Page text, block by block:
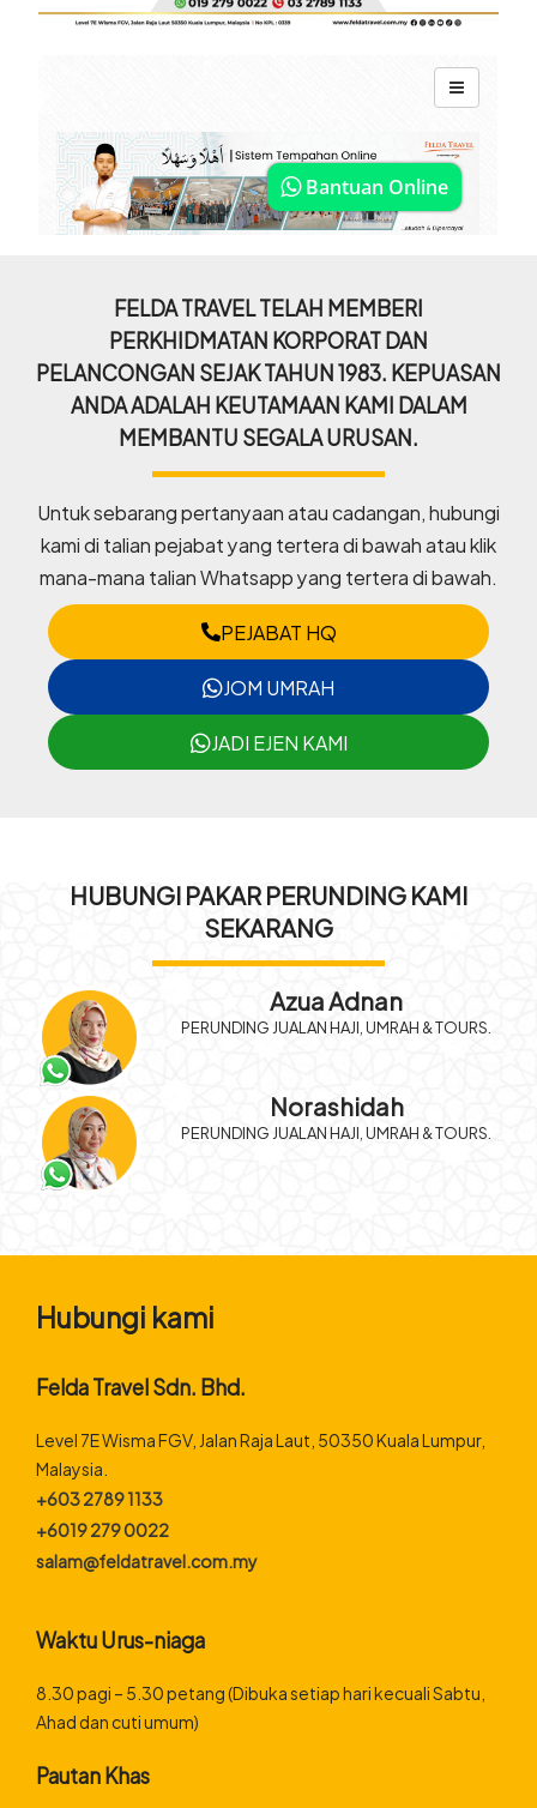
FELDA TRAVEL TELAH MEMBERI
PERKHIDMATAN KORPORAT DAN
PELANCONGAN SEJAK TAHUN 1983. KEPUASAN
ANDA ADALAH KEUTAMAAN KAMI DALAM
MEMBANTU SEGALA URUSAN.
Untuk sebarang pertanyaan atau cadangan, hubungi
kami di talian pejabat yang tertera di bawah atau klik
mana-mana talian Whatsapp yang tertera di bawah.
PEJABAT HQ
JOM UMRAH
JADI EJEN KAMI
HUBUNGI PAKAR PERUNDING KAMI
SEKARANG
Azua Adnan
PERUNDING JUALAN HAJI, UMRAH & TOURS.
Norashidah
PERUNDING JUALAN HAJI, UMRAH & TOURS.
Hubungi kami
Felda Travel Sdn. Bhd.
Level 7E Wisma FGV, Jalan Raja Laut, 50350 Kuala Lumpur,
Malaysia.
+603 2789 1133
+6019 279 0022
salam@feldatravel.com.my
Waktu Urus-niaga
8.30 pagi – 5.30 petang (Dibuka setiap hari kecuali Sabtu,
Ahad dan cuti umum)
Pautan Khas